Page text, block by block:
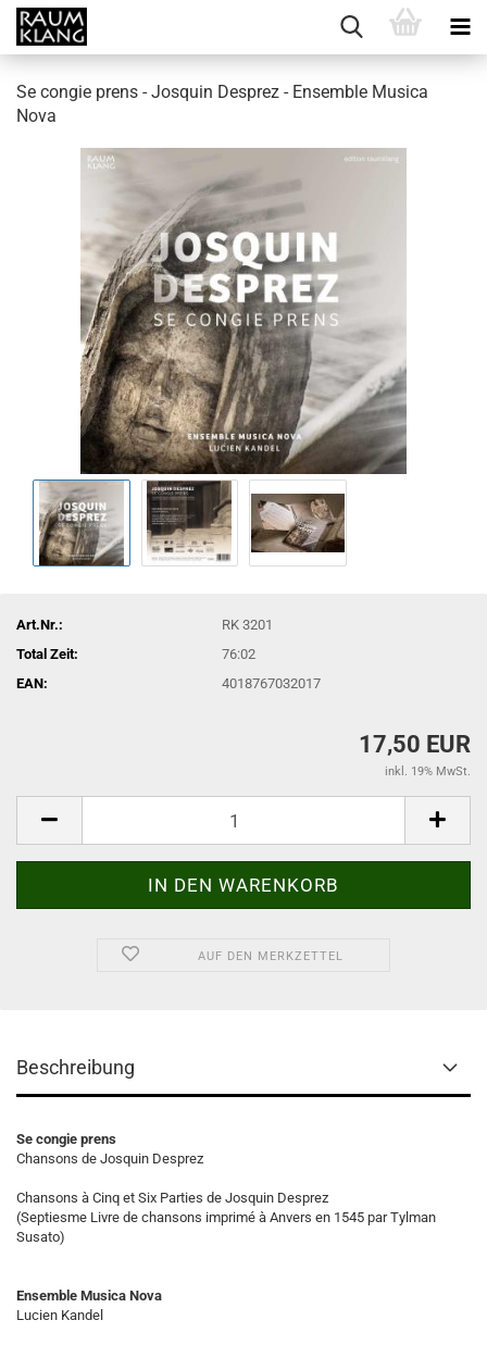
Se congie prens - Josquin Desprez - Ensemble Musica
Nova
Art.Nr.:
RK 3201
Total Zeit:
76:02
EAN:
4018767032017
17,50 EUR
inkl. 19% MwSt.
AUF DEN MERKZETTEL
Beschreibung
Se congie prens
Chansons de Josquin Desprez
Chansons à Cinq et Six Parties de Josquin Desprez
(Septiesme Livre de chansons imprimé à Anvers en 1545 par Tylman
Susato)
Ensemble Musica Nova
Lucien Kandel